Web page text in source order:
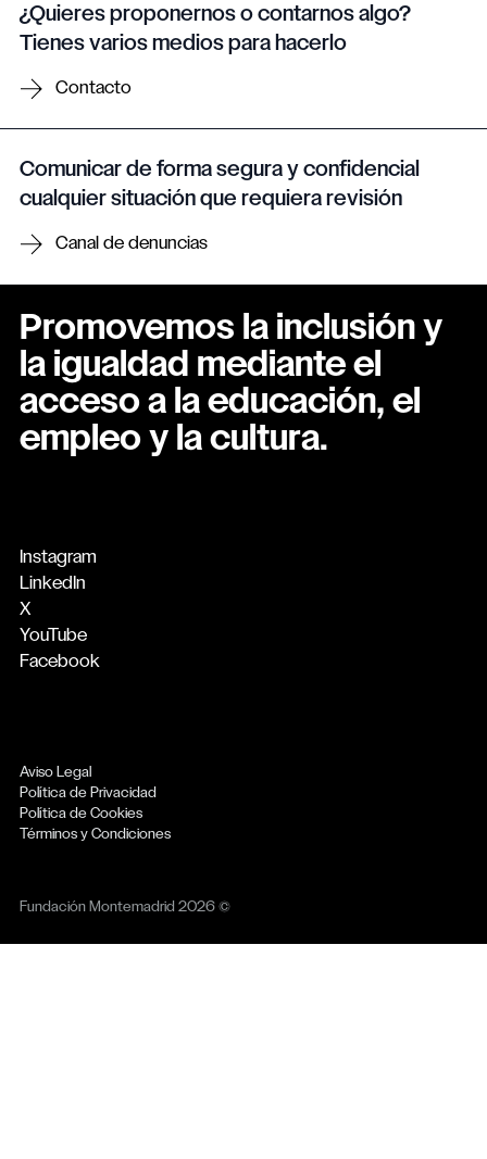
¿Quieres proponernos o contarnos algo?
Tienes varios medios para hacerlo
Contacto
Comunicar de forma segura y confidencial
cualquier situación que requiera revisión
Canal de denuncias
Promovemos la inclusión y
la igualdad mediante el
acceso a la educación, el
empleo y la cultura.
Instagram
LinkedIn
X
YouTube
Facebook
Aviso Legal
Política de Privacidad
Política de Cookies
Términos y Condiciones
Fundación Montemadrid 2026 ©